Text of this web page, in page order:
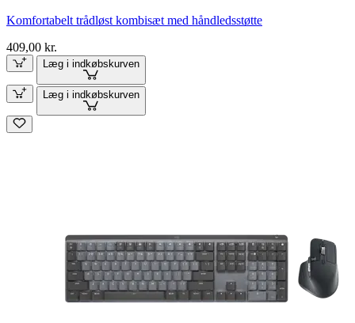
Komfortabelt trådløst kombisæt med håndledsstøtte
409,00 kr.
Læg i indkøbskurven
Læg i indkøbskurven